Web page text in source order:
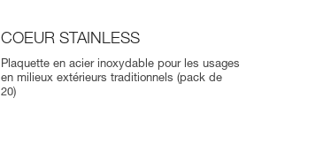
COEUR STAINLESS
Plaquette en acier inoxydable pour les usages
en milieux extérieurs traditionnels (pack de
20)